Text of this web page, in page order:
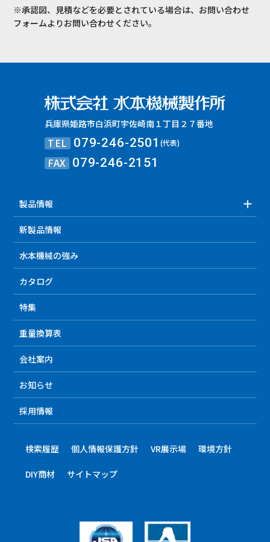
※承認図、見積などを必要とされている場合は、お問い合わせ
フォームよりお問い合わせください。
兵庫県姫路市白浜町宇佐崎南１丁目２７番地
TEL 079-246-2501(代表)
FAX 079-246-2151
製品情報
新製品情報
水本機械の強み
カタログ
特集
重量換算表
会社案内
お知らせ
採用情報
検索履歴 個人情報保護方針 VR展示場 環境方針
DIY商材 サイトマップ